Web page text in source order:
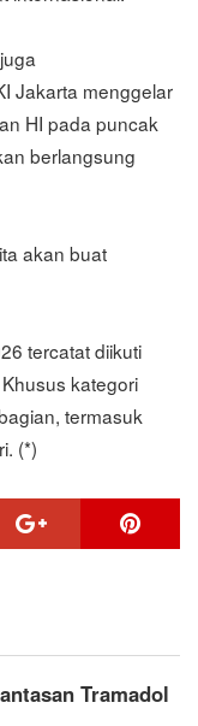
Jakarta menggelar
HI pada puncak
berlangsung
akan buat
tercatat diikuti
kategori
termasuk
(*)
Tramadol